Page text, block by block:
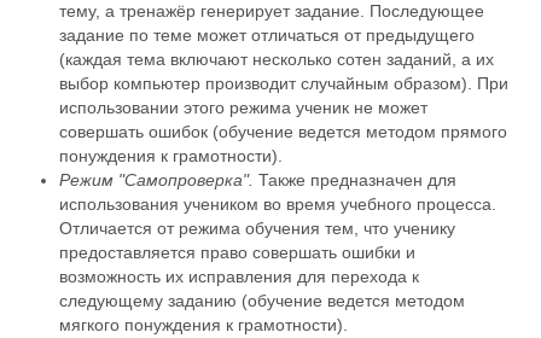
тему, а тренажёр генерирует задание. Последующее
задание по теме может отличаться от предыдущего
(каждая тема включают несколько сотен заданий, а их
выбор компьютер производит случайным образом). При
использовании этого режима ученик не может
совершать ошибок (обучение ведется методом прямого
понуждения к грамотности).
Режим "Самопроверка". Также предназначен для
использования учеником во время учебного процесса.
Отличается от режима обучения тем, что ученику
предоставляется право совершать ошибки и
возможность их исправления для перехода к
следующему заданию (обучение ведется методом
мягкого понуждения к грамотности).